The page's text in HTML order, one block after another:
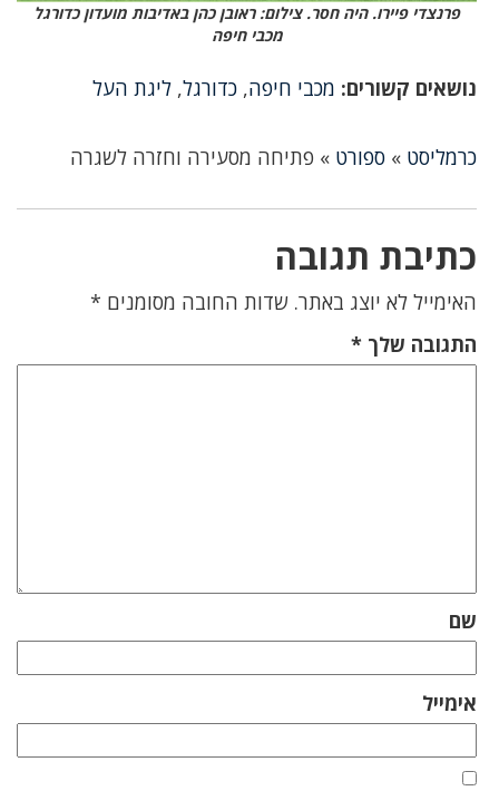
פרנצדי פיירו. היה חסר. צילום: ראובן כהן באדיבות מועדון כדורגל
מכבי חיפה
נושאים קשורים: מכבי חיפה, כדורגל, ליגת העל
כרמליסט » ספורט » פתיחה מסעירה וחזרה לשגרה
כתיבת תגובה
האימייל לא יוצג באתר. שדות החובה מסומנים *
התגובה שלך *
שם
אימייל